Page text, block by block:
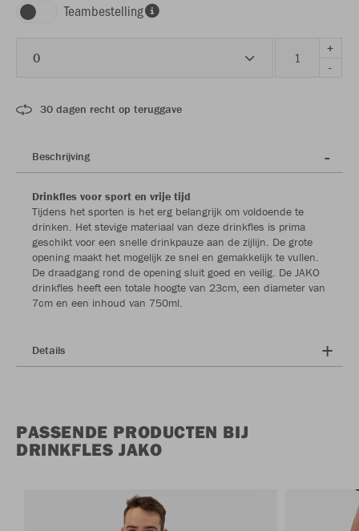
Teambestelling
0
+
-
30 dagen recht op teruggave
Beschrijving
Drinkfles voor sport en vrije tijd
Tijdens het sporten is het erg belangrijk om voldoende te
drinken. Het stevige materiaal van deze drinkfles is prima
geschikt voor een snelle drinkpauze aan de zijlijn. De grote
opening maakt het mogelijk ze snel en gemakkelijk te vullen.
De draadgang rond de opening sluit goed en veilig. De JAKO
drinkfles heeft een totale hoogte van 23cm, een diameter van
7cm en een inhoud van 750ml.
Details
PASSENDE PRODUCTEN BIJ
DRINKFLES JAKO